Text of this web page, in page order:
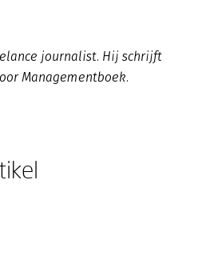
journalist. Hij schrijft
Managementboek.